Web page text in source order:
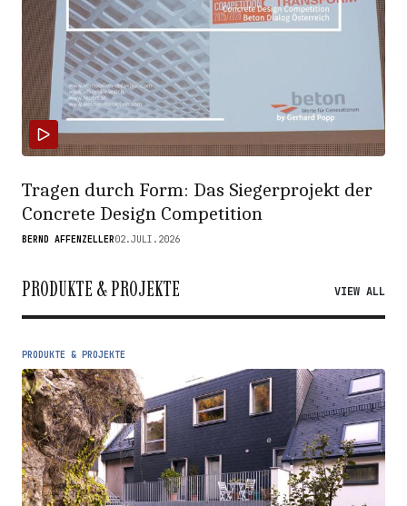
Tragen durch Form: Das Siegerprojekt der
Concrete Design Competition
BERND AFFENZELLER02.JULI.2026
PRODUKTE & PROJEKTE VIEW ALL
PRODUKTE & PROJEKTE